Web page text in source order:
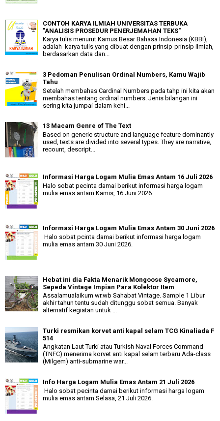
CONTOH KARYA ILMIAH UNIVERSITAS TERBUKA
"ANALISIS PROSEDUR PENERJEMAHAN TEKS"
Karya tulis menurut Kamus Besar Bahasa Indonesia (KBBI),
adalah karya tulis yang dibuat dengan prinsip-prinsip ilmiah,
berdasarkan data dan...
3 Pedoman Penulisan Ordinal Numbers, Kamu Wajib
Tahu
Setelah membahas Cardinal Numbers pada tahp ini kita akan
membahas tentang ordinal numbers. Jenis bilangan ini
sering kita jumpai dalam kehi...
13 Macam Genre of The Text
Based on generic structure and language feature dominantly
used, texts are divided into several types. They are narrative,
recount, descript...
Informasi Harga Logam Mulia Emas Antam 16 Juli 2026
Halo sobat pecinta damai berikut informasi harga logam
mulia emas antam Kamis, 16 Juni 2026.
Informasi Harga Logam Mulia Emas Antam 30 Juni 2026
Halo sobat pcinta damai berikut informasi harga logam
mulia emas antam 30 Juni 2026.
Hebat ini dia Fakta Menarik Mongoose Sycamore,
Sepeda Vintage Impian Para Kolektor Item
Assalamualaikum wr.wb Sahabat Vintage. Sample 1 Libur
akhir tahun tentu sudah ditunggu sobat semua. Banyak
alternatif kegiatan untuk ...
Turki resmikan korvet anti kapal selam TCG Kinaliada F
514
Angkatan Laut Turki atau Turkish Naval Forces Command
(TNFC) menerima korvet anti kapal selam terbaru Ada-class
(Milgem) anti-submarine war...
Info Harga Logam Mulia Emas Antam 21 Juli 2026
Halo sobat pecinta damai berikut informasi harga logam
mulia emas antam Selasa, 21 Juli 2026.